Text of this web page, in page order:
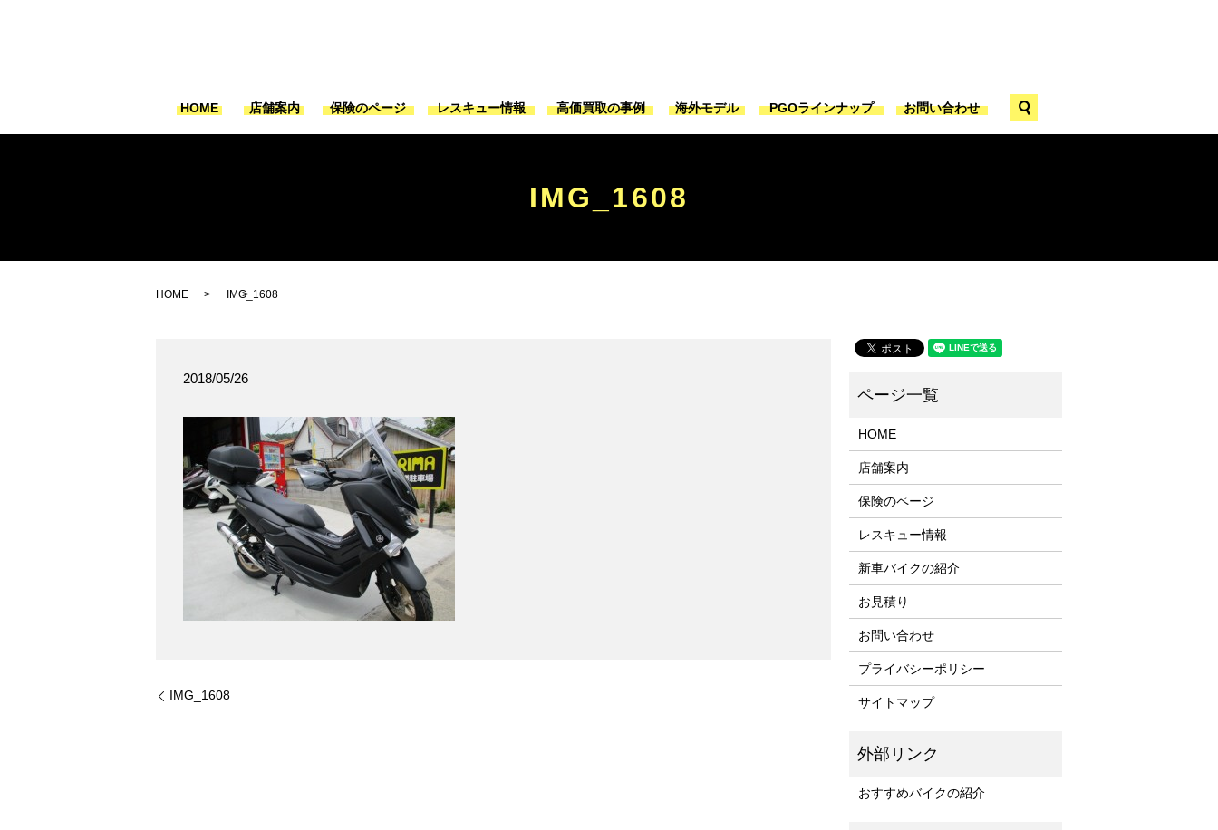
HOME 店舗案内 保険のページ レスキュー情報 高価買取の事例 海外モデル PGOラインナップ お問い合わせ
IMG_1608
HOME IMG_1608
2018/05/26
IMG_1608
HOME
店舗案内
保険のページ
レスキュー情報
新車バイクの紹介
お見積り
お問い合わせ
プライバシーポリシー
サイトマップ
おすすめバイクの紹介